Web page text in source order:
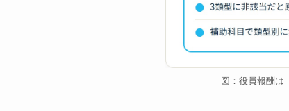
図：役員報酬は